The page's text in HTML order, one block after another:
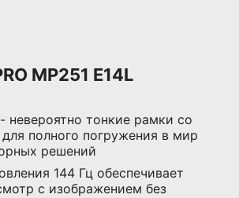
MP251 E14L
невероятно тонкие рамки со
полного погружения в мир
решений
144 Гц обеспечивает
с изображением без